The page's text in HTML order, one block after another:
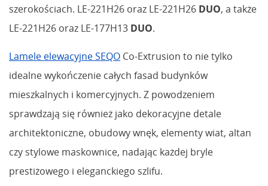
szerokościach. LE-221H26 oraz LE-221H26 DUO, a także
LE-221H26 oraz LE-177H13 DUO.
Lamele elewacyjne SEQO Co-Extrusion to nie tylko
idealne wykończenie całych fasad budynków
mieszkalnych i komercyjnych. Z powodzeniem
sprawdzają się również jako dekoracyjne detale
architektoniczne, obudowy wnęk, elementy wiat, altan
czy stylowe maskownice, nadając każdej bryle
prestiżowego i eleganckiego szlifu.